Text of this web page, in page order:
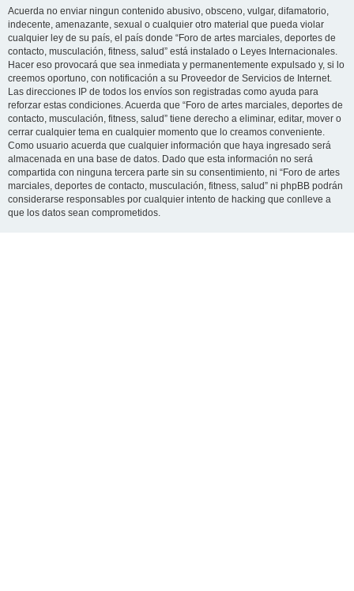
Acuerda no enviar ningun contenido abusivo, obsceno, vulgar, difamatorio,
indecente, amenazante, sexual o cualquier otro material que pueda violar
cualquier ley de su país, el país donde “Foro de artes marciales, deportes de
contacto, musculación, fitness, salud” está instalado o Leyes Internacionales.
Hacer eso provocará que sea inmediata y permanentemente expulsado y, si lo
creemos oportuno, con notificación a su Proveedor de Servicios de Internet.
Las direcciones IP de todos los envíos son registradas como ayuda para
reforzar estas condiciones. Acuerda que “Foro de artes marciales, deportes de
contacto, musculación, fitness, salud” tiene derecho a eliminar, editar, mover o
cerrar cualquier tema en cualquier momento que lo creamos conveniente.
Como usuario acuerda que cualquier información que haya ingresado será
almacenada en una base de datos. Dado que esta información no será
compartida con ninguna tercera parte sin su consentimiento, ni “Foro de artes
marciales, deportes de contacto, musculación, fitness, salud” ni phpBB podrán
considerarse responsables por cualquier intento de hacking que conlleve a
que los datos sean comprometidos.